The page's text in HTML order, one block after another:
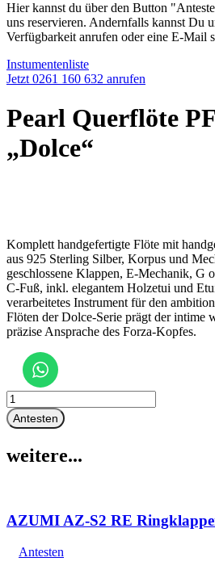
Hier kannst du über den Button
uns reservieren. Andernfalls kannst Du
Verfügbarkeit anrufen oder eine E-Mail
Instumentenliste
Jetzt 0261 160 632 anrufen
Pearl Querflöte
„Dolce“
Komplett handgefertigte Flöte mit
aus 925 Sterling Silber, Korpus und
geschlossene Klappen, E-Mechanik, G
C-Fuß, inkl. elegantem Holzetui und
verarbeitetes Instrument für den
Flöten der Dolce-Serie prägt der intime
präzise Ansprache des Forza-Kopfes.
Pearl
Querflöte
PF-
„Dolce“
Antesten
weitere...
AZUMI AZ-S2 RE
Antesten